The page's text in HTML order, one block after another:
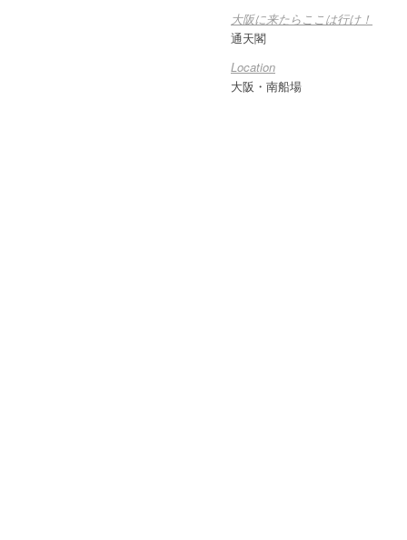
大阪に来たらここは行け！
通天閣
Location
大阪・南船場